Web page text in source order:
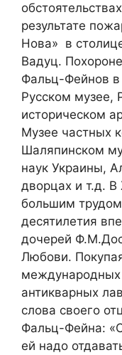
результате
Нова» в
Вадуц.
Фальц-Фейнов
Русском музее,
историческом
Музее частных
Шаляпинском
наук Украины,
дворцах и т.д.
большим
десятилетия
дочерей
Любови.
международных
антикварных
слова своего
Фальц-Фейна:
ей надо